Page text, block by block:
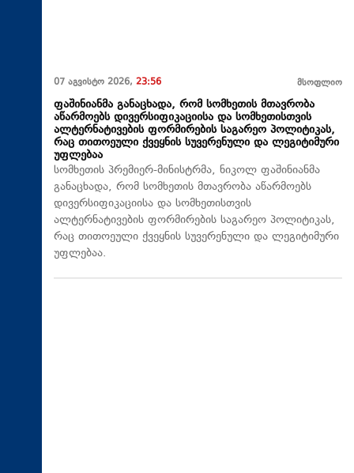
07 აგვისტო 2026, 23:56 მსოფლიო
ფაშინიანმა განაცხადა, რომ სომხეთის მთავრობა
აწარმოებს დივერსიფიკაციისა და სომხეთისთვის
ალტერნატივების ფორმირების საგარეო პოლიტიკას,
რაც თითოეული ქვეყნის სუვერენული და ლეგიტიმური
უფლებაა
სომხეთის პრემიერ-მინისტრმა, ნიკოლ ფაშინიანმა
განაცხადა, რომ სომხეთის მთავრობა აწარმოებს
დივერსიფიკაციისა და სომხეთისთვის
ალტერნატივების ფორმირების საგარეო პოლიტიკას,
რაც თითოეული ქვეყნის სუვერენული და ლეგიტიმური
უფლებაა.